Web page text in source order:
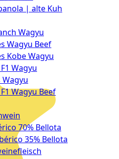
| alte Kuh
Wagyu
Wagyu Beef
Kobe Wagyu
Wagyu
Wagyu Beef
70% Bellota
35% Bellota